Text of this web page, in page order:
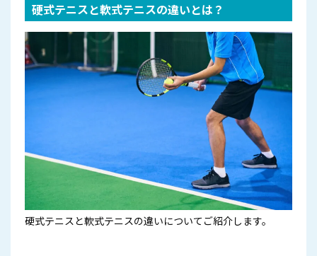
硬式テニスと軟式テニスの違いとは？
硬式テニスと軟式テニスの違いについてご紹介します。